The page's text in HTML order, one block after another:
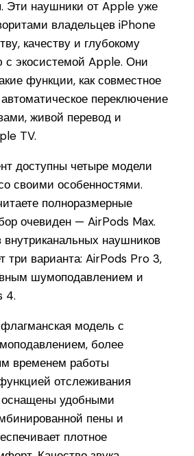
Эти наушники от Apple уже
владельцев iPhone
качеству и глубокому
с экосистемой Apple. Они
функции, как совместное
переключение
живой перевод и
TV.
доступны четыре модели
своими особенностями.
полноразмерные
очевиден — AirPods Max.
внутриканальных наушников
три варианта: AirPods Pro 3,
шумоподавлением и
4.
модель с
более
временем работы
отслеживания
оснащены удобными
пены и
плотное